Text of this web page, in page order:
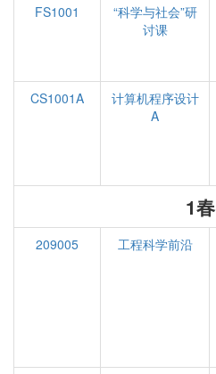
FS1001
“科学与社会”研
讨课
CS1001A
计算机程序设计
A
1春
209005 工程科学前沿